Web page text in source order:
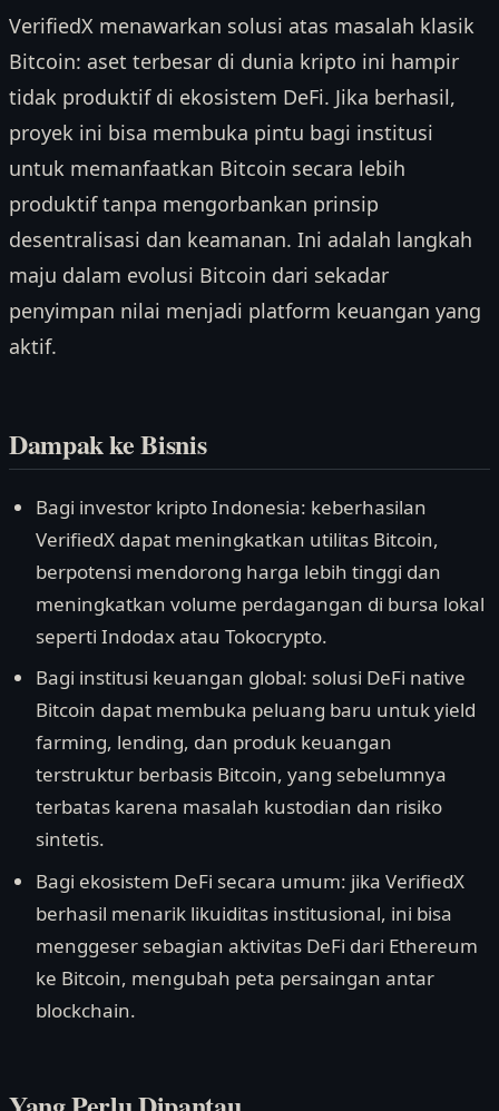
VerifiedX menawarkan solusi atas masalah klasik
Bitcoin: aset terbesar di dunia kripto ini hampir
tidak produktif di ekosistem DeFi. Jika berhasil,
proyek ini bisa membuka pintu bagi institusi
untuk memanfaatkan Bitcoin secara lebih
produktif tanpa mengorbankan prinsip
desentralisasi dan keamanan. Ini adalah langkah
maju dalam evolusi Bitcoin dari sekadar
penyimpan nilai menjadi platform keuangan yang
aktif.
Dampak ke Bisnis
Bagi investor kripto Indonesia: keberhasilan
VerifiedX dapat meningkatkan utilitas Bitcoin,
berpotensi mendorong harga lebih tinggi dan
meningkatkan volume perdagangan di bursa lokal
seperti Indodax atau Tokocrypto.
Bagi institusi keuangan global: solusi DeFi native
Bitcoin dapat membuka peluang baru untuk yield
farming, lending, dan produk keuangan
terstruktur berbasis Bitcoin, yang sebelumnya
terbatas karena masalah kustodian dan risiko
sintetis.
Bagi ekosistem DeFi secara umum: jika VerifiedX
berhasil menarik likuiditas institusional, ini bisa
menggeser sebagian aktivitas DeFi dari Ethereum
ke Bitcoin, mengubah peta persaingan antar
blockchain.